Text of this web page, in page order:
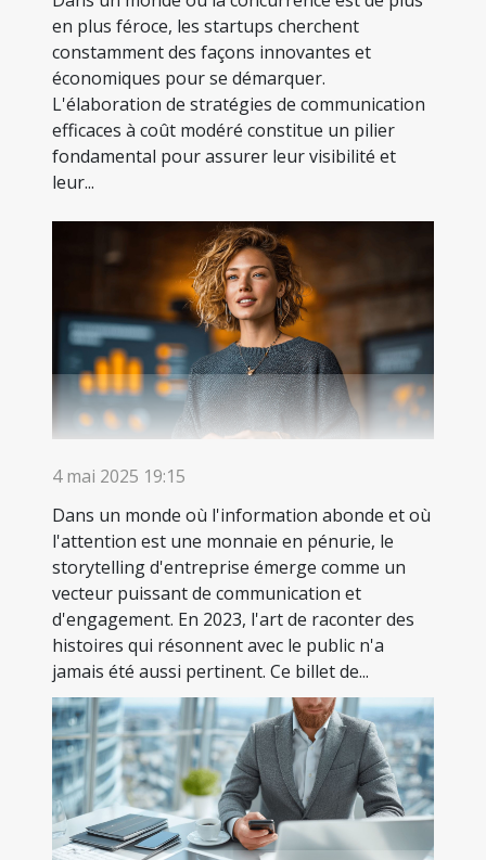
en plus féroce, les startups cherchent
constamment des façons innovantes et
économiques pour se démarquer.
L'élaboration de stratégies de communication
efficaces à coût modéré constitue un pilier
fondamental pour assurer leur visibilité et
leur...
4 mai 2025 19:15
Dans un monde où l'information abonde et où
l'attention est une monnaie en pénurie, le
storytelling d'entreprise émerge comme un
vecteur puissant de communication et
d'engagement. En 2023, l'art de raconter des
histoires qui résonnent avec le public n'a
jamais été aussi pertinent. Ce billet de...